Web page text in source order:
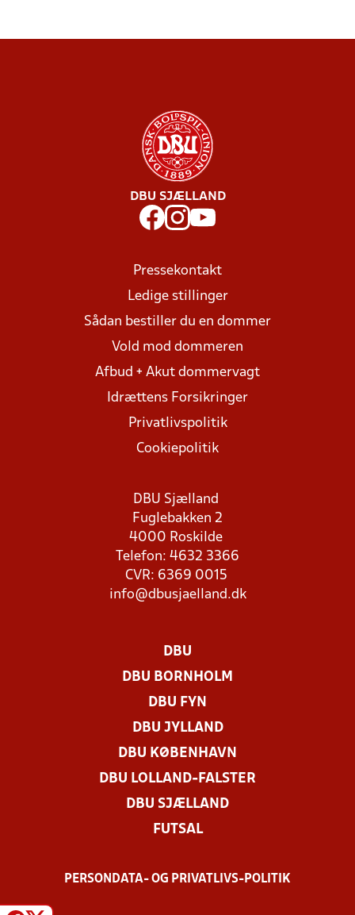
DBU SJÆLLAND
Pressekontakt
Ledige stillinger
Sådan bestiller du en dommer
Vold mod dommeren
Afbud + Akut dommervagt
Idrættens Forsikringer
Privatlivspolitik
Cookiepolitik
DBU Sjælland
Fuglebakken 2
4000 Roskilde
Telefon: 4632 3366
CVR: 6369 0015
info@dbusjaelland.dk
DBU
DBU BORNHOLM
DBU FYN
DBU JYLLAND
DBU KØBENHAVN
DBU LOLLAND-FALSTER
DBU SJÆLLAND
FUTSAL
PERSONDATA- OG PRIVATLIVS-POLITIK